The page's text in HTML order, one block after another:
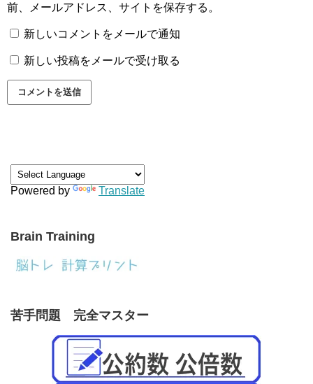
前、メールアドレス、サイトを保存する。
新しいコメントをメールで通知
新しい投稿をメールで受け取る
Powered by Translate
Brain Training
苦手問題 完全マスター